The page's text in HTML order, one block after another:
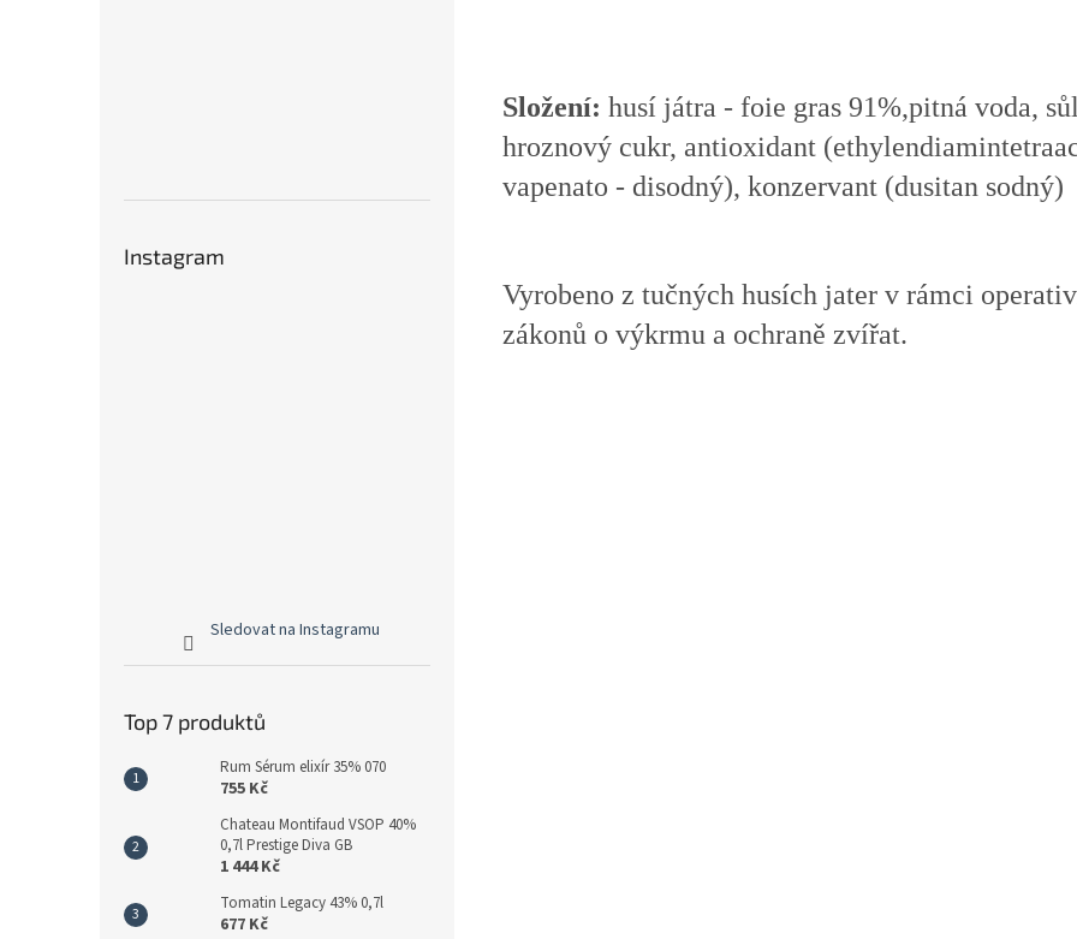
Instagram
Sledovat na Instagramu
Top 7 produktů
Rum Sérum elixír 35% 070
755 Kč
Chateau Montifaud VSOP 40%
0,7l Prestige Diva GB
1 444 Kč
Tomatin Legacy 43% 0,7l
677 Kč
Složení: husí játra - foie gras 91%,pitná voda,
hroznový cukr, antioxidant
vapenato - disodný), konzervant (dusitan sodný)
Vyrobeno z tučných husích jater v rámci
zákonů o výkrmu a ochraně zvířat.